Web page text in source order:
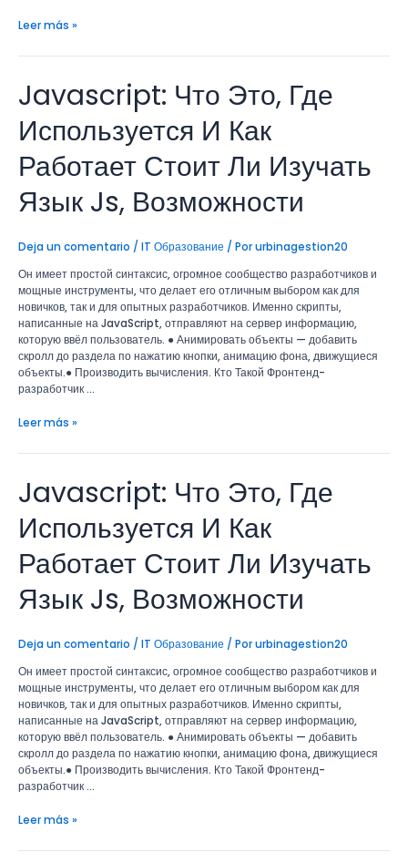
Leer más »
Javascript: Что Это, Где
Используется И Как
Работает Стоит Ли Изучать
Язык Js, Возможности
Deja un comentario / IT Образование / Porurbinagestion20
Он имеет простой синтаксис, огромное сообщество разработчиков и
мощные инструменты, что делает его отличным выбором как для
новичков, так и для опытных разработчиков. Именно скрипты,
написанные на JavaScript, отправляют на сервер информацию,
которую ввёл пользователь. ● Анимировать объекты — добавить
скролл до раздела по нажатию кнопки, анимацию фона, движущиеся
объекты.● Производить вычисления. Кто Такой Фронтенд-
разработчик …
Javascript:
Что
Это,
Где
И
Работает
Стоит
Изучать
Js,
Возможности
Leer más »
Javascript: Что Это, Где
Используется И Как
Работает Стоит Ли Изучать
Язык Js, Возможности
Deja un comentario / IT Образование / Porurbinagestion20
Он имеет простой синтаксис, огромное сообщество разработчиков и
мощные инструменты, что делает его отличным выбором как для
новичков, так и для опытных разработчиков. Именно скрипты,
написанные на JavaScript, отправляют на сервер информацию,
которую ввёл пользователь. ● Анимировать объекты — добавить
скролл до раздела по нажатию кнопки, анимацию фона, движущиеся
объекты.● Производить вычисления. Кто Такой Фронтенд-
разработчик …
Javascript:
Что
Это,
Где
И
Работает
Стоит
Изучать
Js,
Возможности
Leer más »